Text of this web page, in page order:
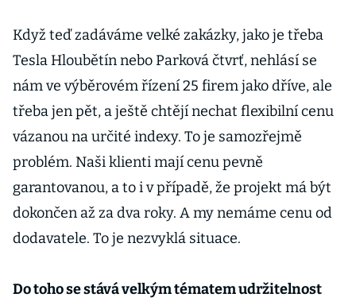
Když teď zadáváme velké zakázky, jako je třeba
Tesla Hloubětín nebo Parková čtvrť, nehlásí se
nám ve výběrovém řízení 25 firem jako dříve, ale
třeba jen pět, a ještě chtějí nechat flexibilní cenu
vázanou na určité indexy. To je samozřejmě
problém. Naši klienti mají cenu pevně
garantovanou, a to i v případě, že projekt má být
dokončen až za dva roky. A my nemáme cenu od
dodavatele. To je nezvyklá situace.
Do toho se stává velkým tématem udržitelnost